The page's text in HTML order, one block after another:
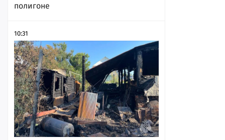
полигоне
10:31